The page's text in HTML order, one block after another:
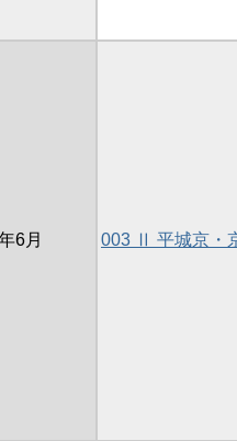
6月 003 Ⅱ 平城京・